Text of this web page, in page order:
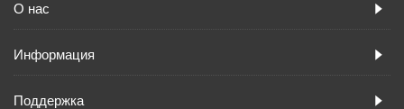
О нас
Информация
Поддержка